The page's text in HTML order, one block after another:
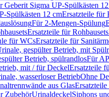
Geberit Sigma UP-Spülkästen
Spülkästen 12 cmErsatzteile für
Für 2-Mengen-Spülung
Ersatzteile für Rohbausets
für WCsErsatzteile für
gespülter Betrieb, mit
Betrieb, spülrandlosFür
mit / für DeckelErsatzteile
wasserloser BetriebOhne
aus Glas
ZubehörUrinaldeckelSiphons